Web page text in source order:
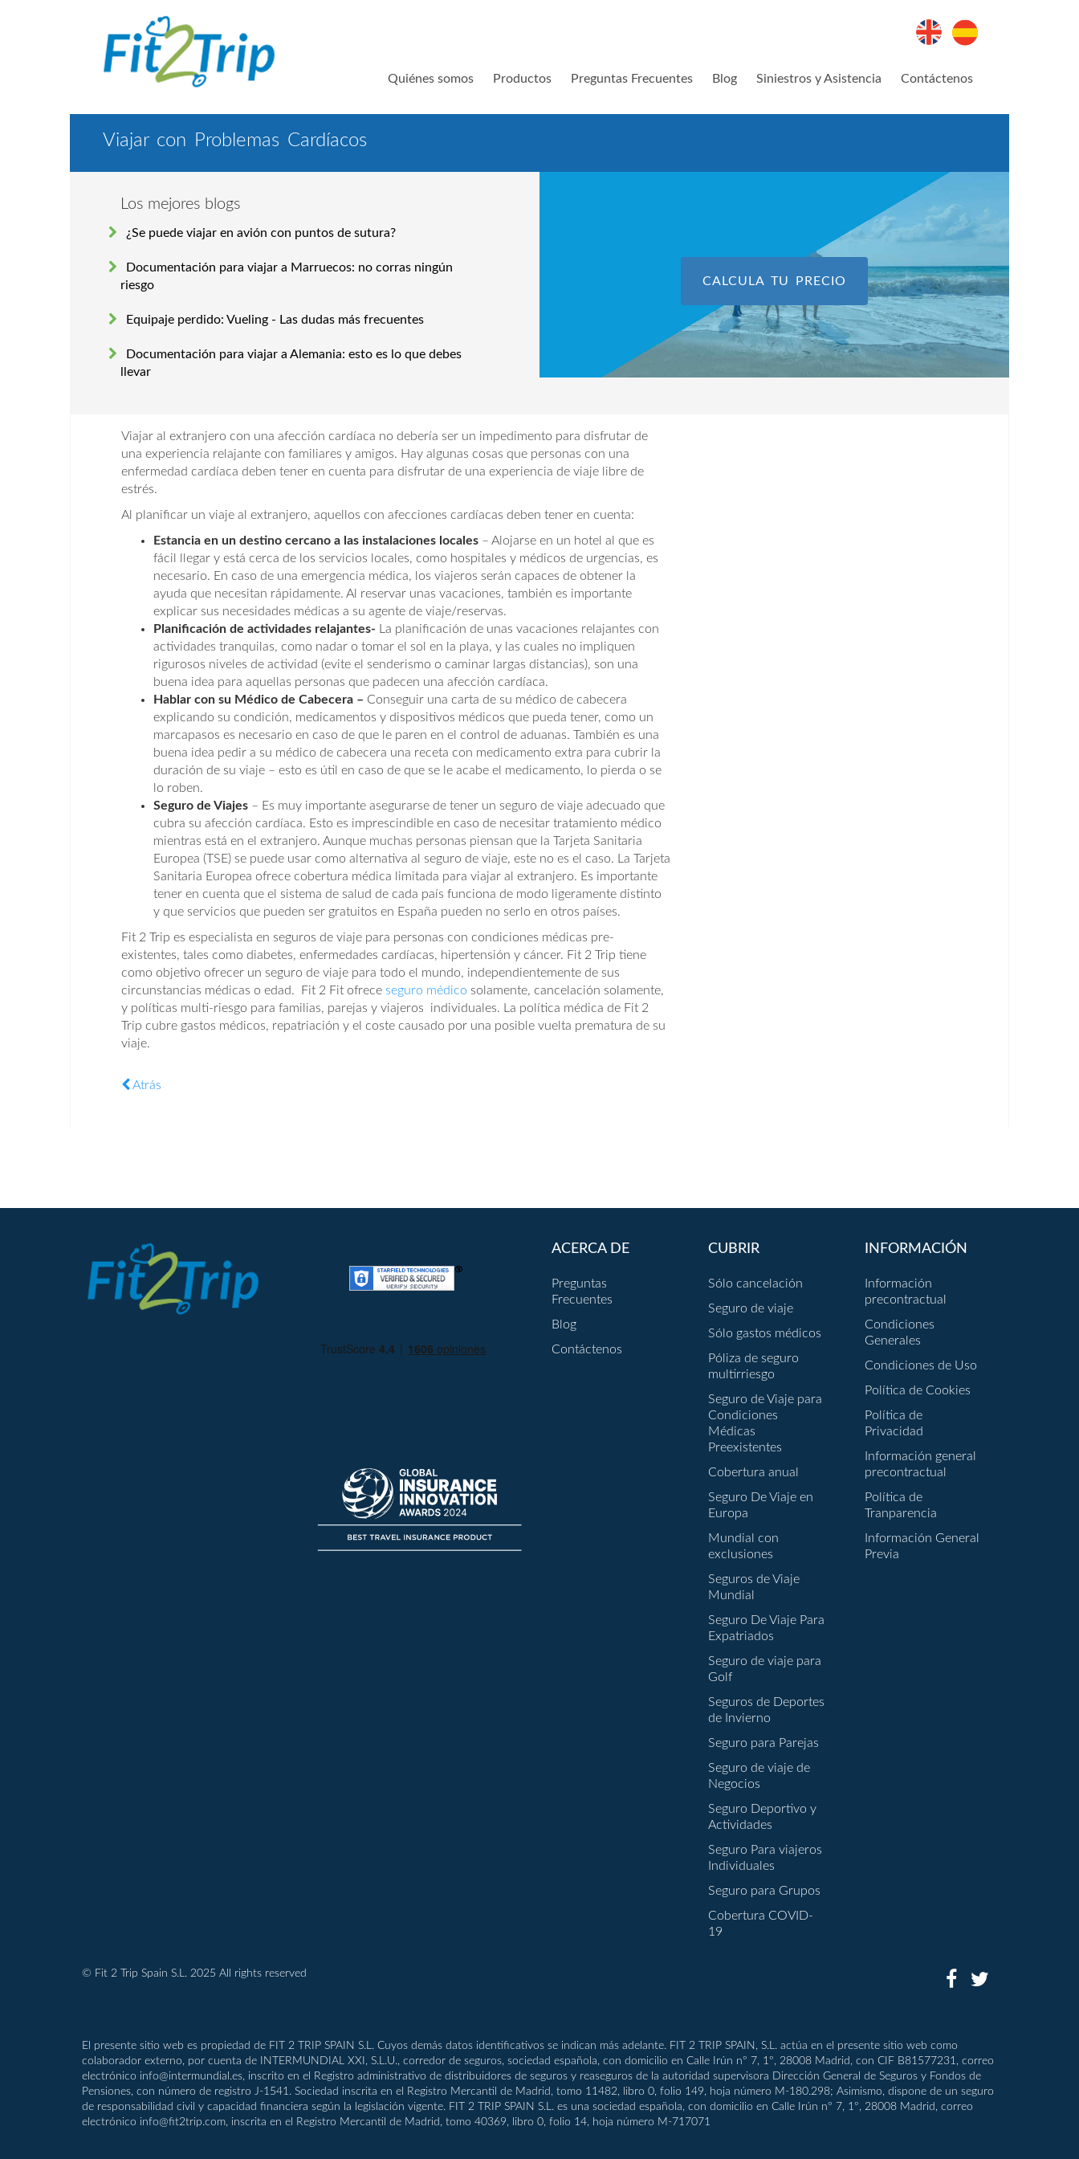
Quiénes somos Productos Preguntas Frecuentes Blog Siniestros y Asistencia Contáctenos
Viajar con Problemas Cardíacos
Los mejores blogs
¿Se puede viajar en avión con puntos de sutura?
Documentación para viajar a Marruecos: no corras ningún
riesgo
Equipaje perdido: Vueling - Las dudas más frecuentes
Documentación para viajar a Alemania: esto es lo que debes
llevar
CALCULA TU PRECIO
Viajar al extranjero con una afección cardíaca no debería ser un impedimento para disfrutar de
una experiencia relajante con familiares y amigos. Hay algunas cosas que personas con una
enfermedad cardíaca deben tener en cuenta para disfrutar de una experiencia de viaje libre de
estrés.
Al planificar un viaje al extranjero, aquellos con afecciones cardíacas deben tener en cuenta:
Estancia en un destino cercano a las instalaciones locales – Alojarse en un hotel al que es
fácil llegar y está cerca de los servicios locales, como hospitales y médicos de urgencias, es
necesario. En caso de una emergencia médica, los viajeros serán capaces de obtener la
ayuda que necesitan rápidamente. Al reservar unas vacaciones, también es importante
explicar sus necesidades médicas a su agente de viaje/reservas.
Planificación de actividades relajantes-
La planificación de unas vacaciones relajantes con
actividades tranquilas, como nadar o tomar el sol en la playa, y las cuales no impliquen
rigurosos niveles de actividad (evite el senderismo o caminar largas distancias), son una
buena idea para aquellas personas que padecen una afección cardíaca.
Hablar con su Médico de Cabecera – Conseguir una carta de su médico de cabecera
explicando su condición, medicamentos y dispositivos médicos que pueda tener, como un
marcapasos es necesario en caso de que le paren en el control de aduanas. También es una
buena idea pedir a su médico de cabecera una receta con medicamento extra para cubrir la
duración de su viaje – esto es útil en caso de que se le acabe el medicamento, lo pierda o se
lo roben.
Seguro de Viajes – Es muy importante asegurarse de tener un seguro de viaje adecuado que
cubra su afección cardíaca. Esto es imprescindible en caso de necesitar tratamiento médico
mientras está en el extranjero. Aunque muchas personas piensan que la Tarjeta Sanitaria
Europea (TSE) se puede usar como alternativa al seguro de viaje, este no es el caso. La Tarjeta
Sanitaria Europea ofrece cobertura médica limitada para viajar al extranjero. Es importante
tener en cuenta que el sistema de salud de cada país funciona de modo ligeramente distinto
y que servicios que pueden ser gratuitos en España pueden no serlo en otros países.
Fit 2 Trip es especialista en seguros de viaje para personas con condiciones médicas pre-
existentes, tales como diabetes, enfermedades cardíacas, hipertensión y cáncer. Fit 2 Trip tiene
como objetivo ofrecer un seguro de viaje para todo el mundo, independientemente de sus
circunstancias médicas o edad. Fit 2 Fit ofrece seguro médico solamente, cancelación solamente,
y políticas multi-riesgo para familias, parejas y viajeros individuales. La política médica de Fit 2
Trip cubre gastos médicos, repatriación y el coste causado por una posible vuelta prematura de su
viaje.
Atrás
ACERCA DE
Preguntas
Frecuentes
Blog
Contáctenos
CUBRIR
Sólo cancelación
Seguro de viaje
Sólo gastos médicos
Póliza de seguro
multirriesgo
Seguro de Viaje para
Condiciones
Médicas
Preexistentes
Cobertura anual
Seguro De Viaje en
Europa
Mundial con
exclusiones
Seguros de Viaje
Mundial
Seguro De Viaje Para
Expatriados
Seguro de viaje para
Golf
Seguros de Deportes
de Invierno
Seguro para Parejas
Seguro de viaje de
Negocios
Seguro Deportivo y
Actividades
Seguro Para viajeros
Individuales
Seguro para Grupos
Cobertura COVID-
19
INFORMACIÓN
Información
precontractual
Condiciones
Generales
Condiciones de Uso
Política de Cookies
Política de
Privacidad
Información general
precontractual
Política de
Tranparencia
Información General
Previa
© Fit 2 Trip Spain S.L. 2025 All rights reserved
El presente sitio web es propiedad de FIT 2 TRIP SPAIN S.L. Cuyos demás datos identificativos se indican más adelante. FIT 2 TRIP SPAIN, S.L. actúa en el presente sitio web como
colaborador externo, por cuenta de INTERMUNDIAL XXI, S.L.U., corredor de seguros, sociedad española, con domicilio en Calle Irún nº 7, 1º, 28008 Madrid, con CIF B81577231, correo
electrónico info@intermundial.es, inscrito en el Registro administrativo de distribuidores de seguros y reaseguros de la autoridad supervisora Dirección General de Seguros y Fondos de
Pensiones, con número de registro J-1541. Sociedad inscrita en el Registro Mercantil de Madrid, tomo 11482, libro 0, folio 149, hoja número M-180.298; Asimismo, dispone de un seguro
de responsabilidad civil y capacidad financiera según la legislación vigente. FIT 2 TRIP SPAIN S.L. es una sociedad española, con domicilio en Calle Irún nº 7, 1º, 28008 Madrid, correo
electrónico info@fit2trip.com, inscrita en el Registro Mercantil de Madrid, tomo 40369, libro 0, folio 14, hoja número M-717071